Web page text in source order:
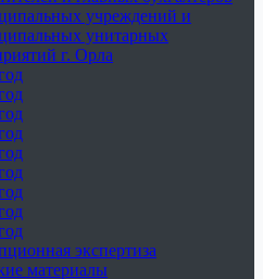
учреждений и
унитарных
г. Орла
экспертиза
материалы